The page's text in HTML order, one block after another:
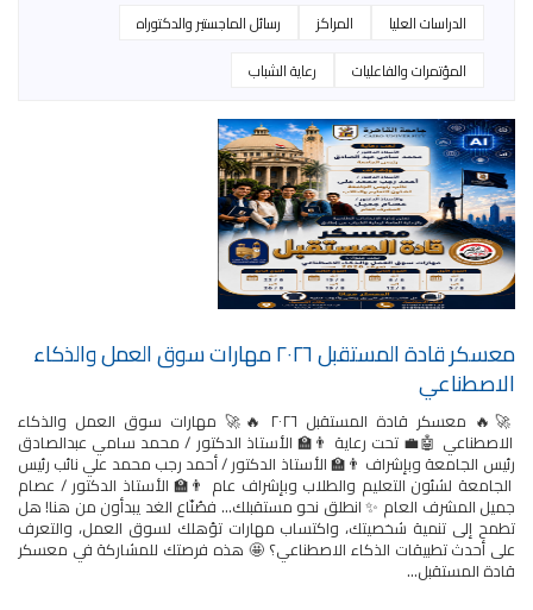
الدراسات العليا
المراكز
رسائل الماجستير والدكتوراه
المؤتمرات والفاعليات
رعاية الشباب
معسكر قادة المستقبل ٢٠٢٦ مهارات سوق العمل والذكاء
الاصطناعي
🚀🔥 معسكر قادة المستقبل ٢٠٢٦ 🔥🚀 مهارات سوق العمل والذكاء
الاصطناعي 🤖💼 تحت رعاية 👨‍🏫 الأستاذ الدكتور / محمد سامي عبدالصادق
رئيس الجامعة وبإشراف 👨‍🏫 الأستاذ الدكتور / أحمد رجب محمد علي نائب رئيس
الجامعة لشئون التعليم والطلاب وبإشراف عام 👨‍🏫 الأستاذ الدكتور / عصام
جميل المشرف العام ✨ انطلق نحو مستقبلك... فصُنّاع الغد يبدأون من هنا! هل
تطمح إلى تنمية شخصيتك، واكتساب مهارات تؤهلك لسوق العمل، والتعرف
على أحدث تطبيقات الذكاء الاصطناعي؟ 🤩 هذه فرصتك للمشاركة في معسكر
قادة المستقبل...